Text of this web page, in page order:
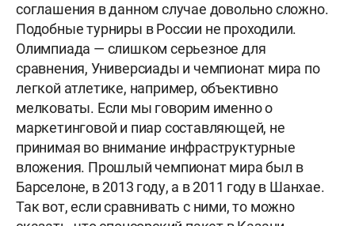
соглашения в данном случае довольно сложно.
Подобные турниры в России не проходили.
Олимпиада — слишком серьезное для
сравнения, Универсиады и чемпионат мира по
легкой атлетике, например, объективно
мелковаты. Если мы говорим именно о
маркетинговой и пиар составляющей, не
принимая во внимание инфраструктурные
вложения. Прошлый чемпионат мира был в
Барселоне, в 2013 году, а в 2011 году в Шанхае.
Так вот, если сравнивать с ними, то можно